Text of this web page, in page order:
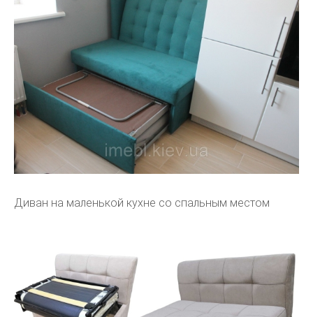
Диван на маленькой кухне со спальным местом